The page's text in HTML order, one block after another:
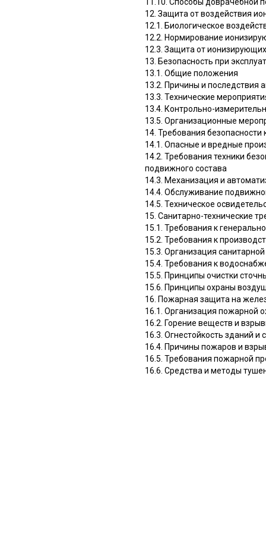
12. Защита от воздействия
12.1. Биологическое
12.2. Нормирование
12.3. Защита от
13. Безопасность при
13.1. Общие положения
13.2. Причины и последствия
13.3. Технические
13.4. Контрольно-
13.5. Организационные
14. Требования
14.1. Опасные и вредные
14.2. Требования техники
подвижного состава
14.3. Механизация и
14.4. Обслуживание
14.5. Техническое
15. Санитарно-технические
15.1. Требования к
15.2. Требования к
15.3. Организация
15.4. Требования к
15.5. Принципы очистки
15.6. Принципы охраны
16. Пожарная защита на
16.1. Организация пожарной
16.2. Горение веществ и
16.3. Огнестойкость зданий и
16.4. Причины пожаров и
16.5. Требования пожарной
16.6. Средства и методы